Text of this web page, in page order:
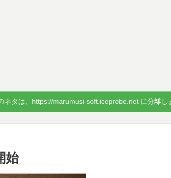
ネタは、https://marumusi-soft.iceprobe.net に分離し
始